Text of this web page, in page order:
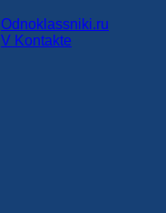
Odnoklassniki.ru
V Kontakte